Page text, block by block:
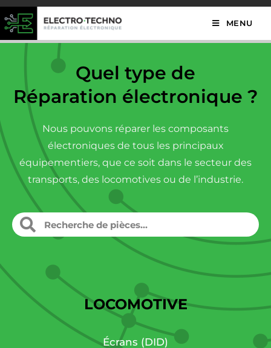
MENU
Quel type de
Réparation électronique ?
Nous pouvons réparer les composants
électroniques de tous les principaux
équipementiers, que ce soit dans le secteur des
transports, des locomotives ou de l’industrie.
LOCOMOTIVE
Écrans (DID)